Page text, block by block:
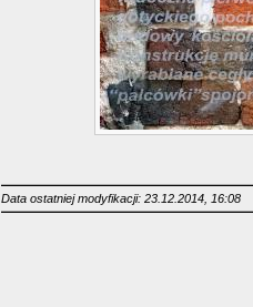
Data ostatniej modyfikacji: 23.12.2014, 16:08